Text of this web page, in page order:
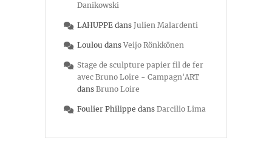
Danikowski
LAHUPPE dans Julien Malardenti
Loulou dans Veijo Rönkkönen
Stage de sculpture papier fil de fer
avec Bruno Loire - Campagn'ART
dans Bruno Loire
Foulier Philippe dans Darcilio Lima